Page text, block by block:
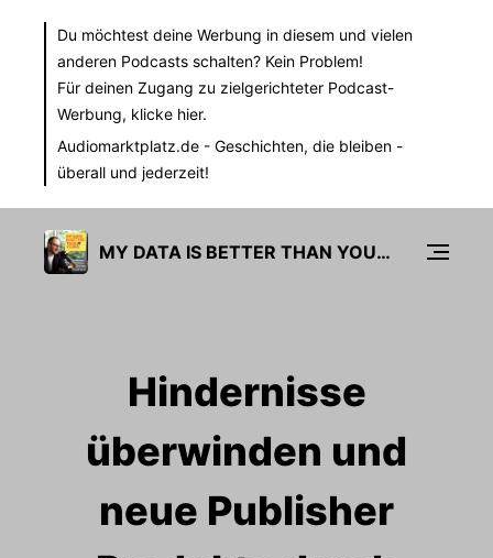
Du möchtest deine Werbung in diesem und vielen
anderen Podcasts schalten? Kein Problem!
Für deinen Zugang zu zielgerichteter Podcast-
Werbung, klicke hier.
Audiomarktplatz.de - Geschichten, die bleiben -
überall und jederzeit!
MY DATA IS BETTER THAN YOURS
Hindernisse
überwinden und
neue Publisher